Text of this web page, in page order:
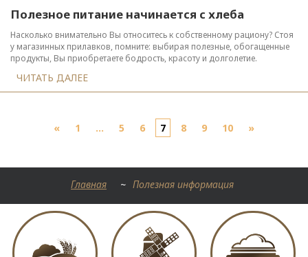
Полезное питание начинается с хлеба
Насколько внимательно Вы относитесь к собственному рациону? Стоя
у магазинных прилавков, помните: выбирая полезные, обогащенные
продукты, Вы приобретаете бодрость, красоту и долголетие.
ЧИТАТЬ ДАЛЕЕ
« 1 ... 5 6 7 8 9 10 »
Главная ~ Полезная информация